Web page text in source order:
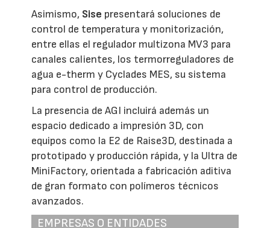
Asimismo, Sise presentará soluciones de
control de temperatura y monitorización,
entre ellas el regulador multizona MV3 para
canales calientes, los termorreguladores de
agua e-therm y Cyclades MES, su sistema
para control de producción.
La presencia de AGI incluirá además un
espacio dedicado a impresión 3D, con
equipos como la E2 de Raise3D, destinada a
prototipado y producción rápida, y la Ultra de
MiniFactory, orientada a fabricación aditiva
de gran formato con polímeros técnicos
avanzados.
EMPRESAS O ENTIDADES